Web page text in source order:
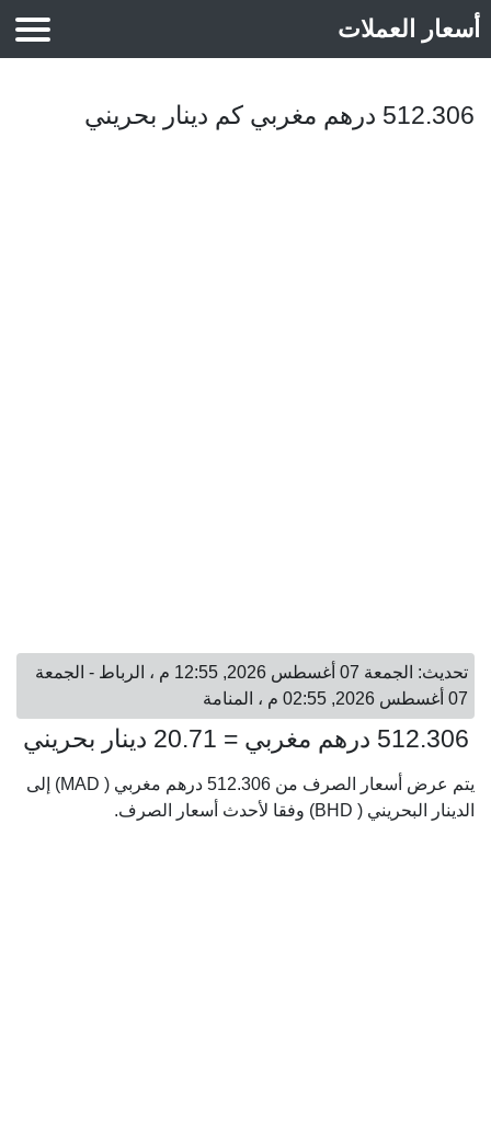
أسعار العملات
512.306 درهم مغربي كم دينار بحريني
تحديث: الجمعة 07 أغسطس 2026, 12:55 م ، الرباط - الجمعة
07 أغسطس 2026, 02:55 م ، المنامة
512.306 درهم مغربي = 20.71 دينار بحريني
يتم عرض أسعار الصرف من 512.306 درهم مغربي ( MAD) إلى
الدينار البحريني ( BHD) وفقا لأحدث أسعار الصرف.